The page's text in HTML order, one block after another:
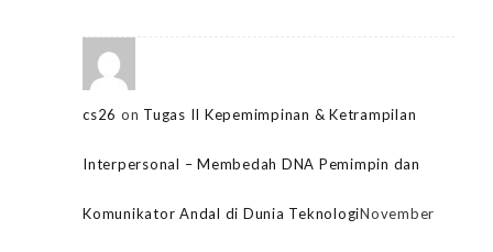
cs26 on Tugas II Kepemimpinan & Ketrampilan
Interpersonal – Membedah DNA Pemimpin dan
Komunikator Andal di Dunia TeknologiNovember